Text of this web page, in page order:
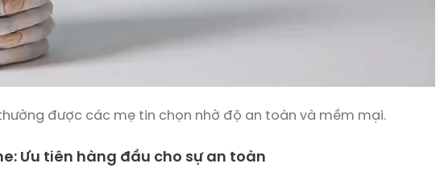
được các mẹ tin chọn nhờ độ an toàn và mềm mại.
Ưu tiên hàng đầu cho sự an toàn